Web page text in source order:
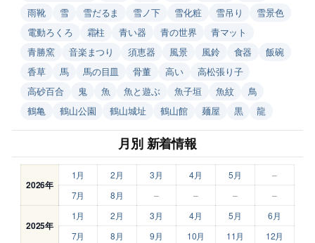
雨靴
雪 雪だるま 雪ノ下 雪化粧 雪吊り
雪景色
電動ろくろ
霜柱 青い器 青の世界
青マット
青勝窯
音楽まつり 須恵器 風景 風鈴 食器
飯碗
香草
馬 馬の目皿 骨董 高い
高松張り子
高砂百合
鬼 魚 魚と遊ぶ 魚子垣 魚紋
鳥
鶴亀
鶴山公園 鶴山城址 鶴山館 麺屋 黒 龍
月別 新着情報
2026年
1月 2月 3月 4月 5月
–
7月
8月 – – – –
2025年
1月 2月 3月 4月 5月
6月
7月
8月 9月 10月 11月 12月